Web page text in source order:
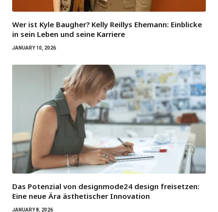
Wer ist Kyle Baugher? Kelly Reillys Ehemann: Einblicke
in sein Leben und seine Karriere
JANUARY 10, 2026
Das Potenzial von designmode24 design freisetzen:
Eine neue Ära ästhetischer Innovation
JANUARY 8, 2026